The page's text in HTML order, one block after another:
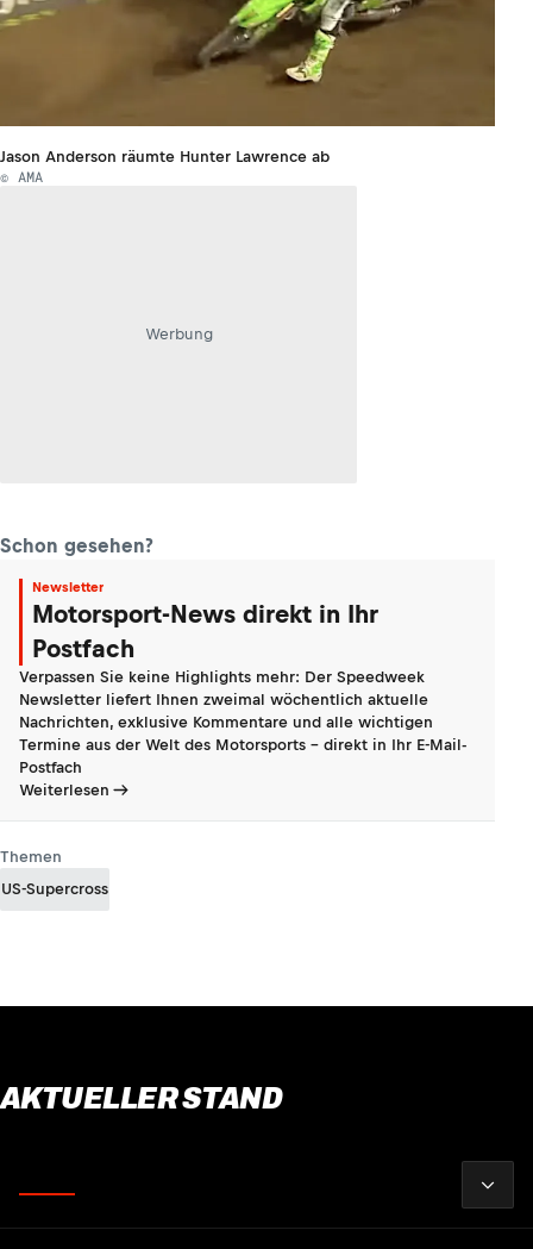
Jason Anderson räumte Hunter Lawrence ab
© AMA
Werbung
Schon gesehen?
Newsletter
Motorsport-News direkt in Ihr
Postfach
Verpassen Sie keine Highlights mehr: Der Speedweek
Newsletter liefert Ihnen zweimal wöchentlich aktuelle
Nachrichten, exklusive Kommentare und alle wichtigen
Termine aus der Welt des Motorsports - direkt in Ihr E-Mail-
Postfach
Weiterlesen
Themen
US-Supercross
AKTUELLER STAND